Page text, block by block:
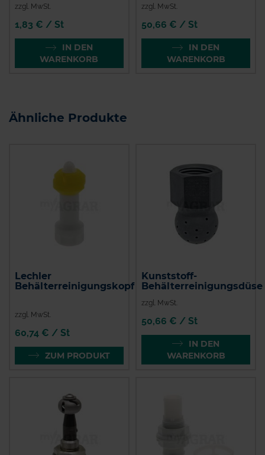
zzgl. MwSt.
1,83 € / St
IN DEN
WARENKORB
zzgl. MwSt.
50,66 € / St
IN DEN
WARENKORB
Ähnliche Produkte
Lechler
Behälterreinigungskopf
zzgl. MwSt.
60,74 € / St
ZUM PRODUKT
Kunststoff-
Behälterreinigungsdüse
zzgl. MwSt.
50,66 € / St
IN DEN
WARENKORB